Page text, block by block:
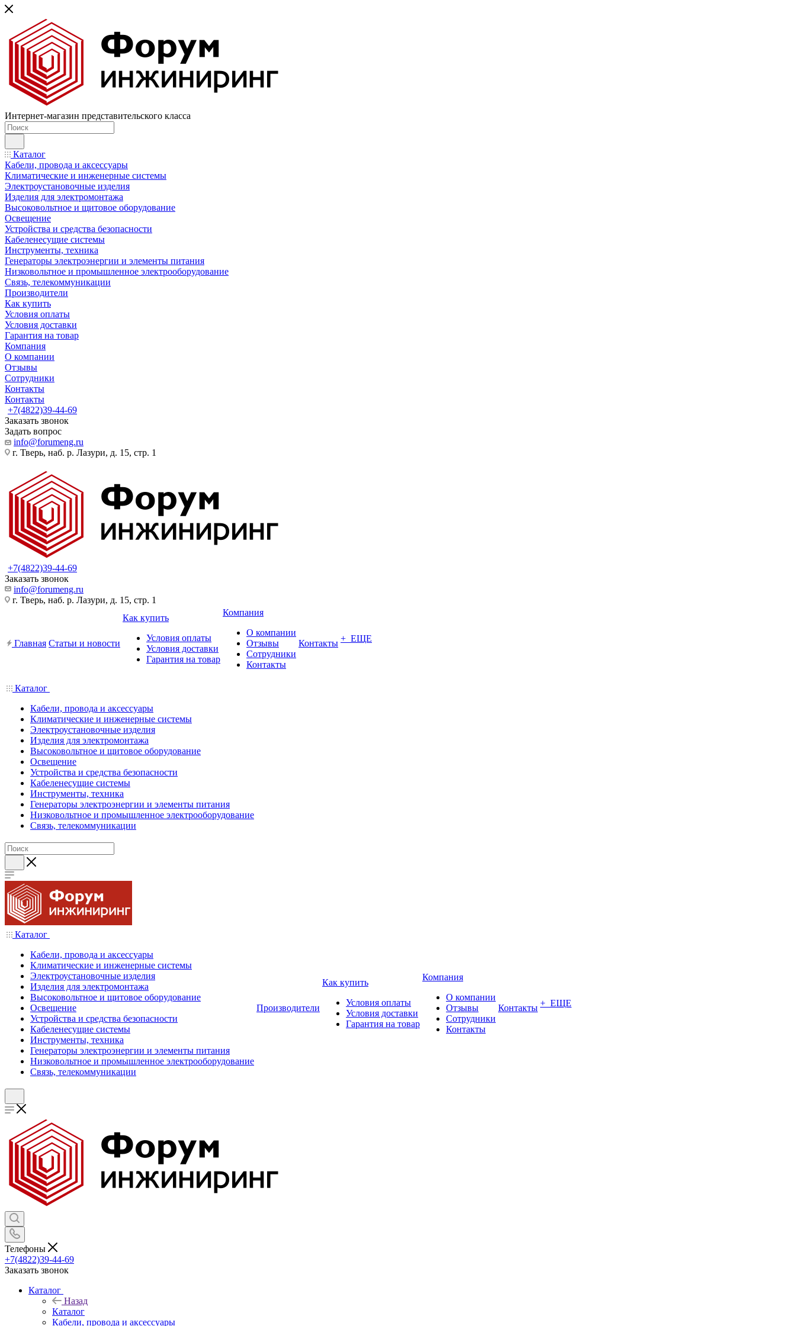
Интернет-магазин представительского класса
Каталог
Кабели, провода и аксессуары
Климатические и инженерные системы
Электроустановочные изделия
Изделия для электромонтажа
Высоковольтное и щитовое оборудование
Освещение
Устройства и средства безопасности
Кабеленесущие системы
Инструменты, техника
Генераторы электроэнергии и элементы питания
Низковольтное и промышленное электрооборудование
Связь, телекоммуникации
Производители
Как купить
Условия оплаты
Условия доставки
Гарантия на товар
Компания
О компании
Отзывы
Сотрудники
Контакты
Контакты
+7(4822)39-44-69
Заказать звонок
Задать вопрос
info@forumeng.ru
г. Тверь, наб. р. Лазури, д. 15, стр. 1
+7(4822)39-44-69
Заказать звонок
info@forumeng.ru
г. Тверь, наб. р. Лазури, д. 15, стр. 1
Главная Статьи и новости
Как купить
Условия оплаты
Условия доставки
Гарантия на товар
Компания
О компании
Отзывы
Сотрудники
Контакты
Контакты + ЕЩЕ
Каталог
Кабели, провода и аксессуары
Климатические и инженерные системы
Электроустановочные изделия
Изделия для электромонтажа
Высоковольтное и щитовое оборудование
Освещение
Устройства и средства безопасности
Кабеленесущие системы
Инструменты, техника
Генераторы электроэнергии и элементы питания
Низковольтное и промышленное электрооборудование
Связь, телекоммуникации
Каталог
Кабели, провода и аксессуары
Климатические и инженерные системы
Электроустановочные изделия
Изделия для электромонтажа
Высоковольтное и щитовое оборудование
Освещение
Устройства и средства безопасности
Кабеленесущие системы
Инструменты, техника
Генераторы электроэнергии и элементы питания
Низковольтное и промышленное электрооборудование
Связь, телекоммуникации
Производители
Как купить
Условия оплаты
Условия доставки
Гарантия на товар
Компания
О компании
Отзывы
Сотрудники
Контакты
Контакты + ЕЩЕ
Телефоны
+7(4822)39-44-69
Заказать звонок
Каталог
Назад
Каталог
Кабели, провода и аксессуары